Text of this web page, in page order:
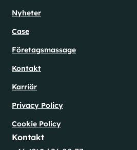
Nyheter
Case
Företagsmassage
Kontakt
Karriär
Privacy Policy
Cookie Policy
Kontakt